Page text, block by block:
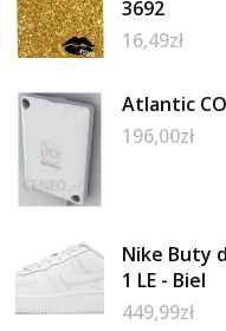
3692
16,49zł
Atlantic
196,00zł
Nike Buty
1 LE - Biel
449,99zł